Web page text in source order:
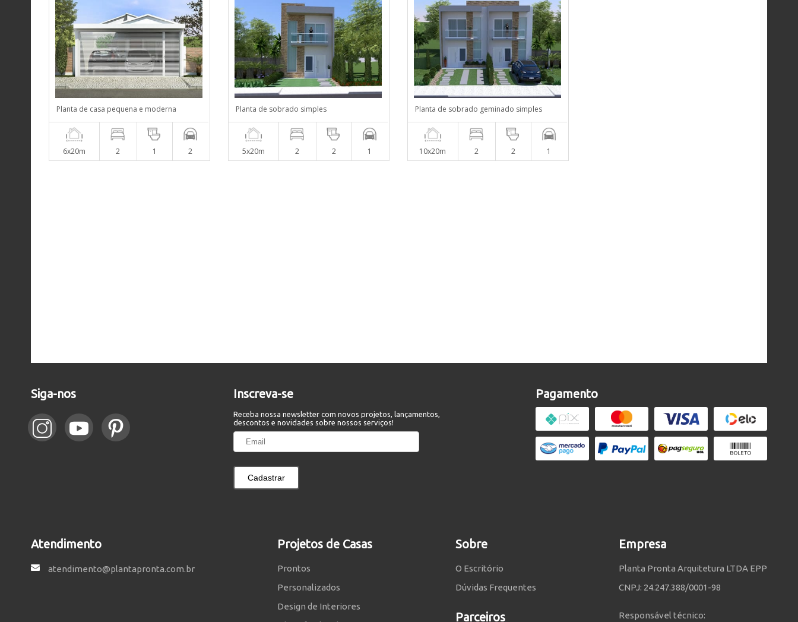
Planta de casa pequena e moderna
6x20m 2 1 2
Planta de sobrado simples
5x20m 2 2 1
Planta de sobrado geminado simples
10x20m 2 2 1
Siga-nos Inscreva-se
Receba nossa newsletter com novos projetos, lançamentos,
descontos e novidades sobre nossos serviços!
Cadastrar
Pagamento
Atendimento
atendimento@plantapronta.com.br
Projetos de Casas
Prontos
Personalizados
Design de Interiores
Sobre
O Escritório
Dúvidas Frequentes
Parceiros
Empresa
Planta Pronta Arquitetura LTDA EPP
CNPJ: 24.247.388/0001-98
Responsável técnico: